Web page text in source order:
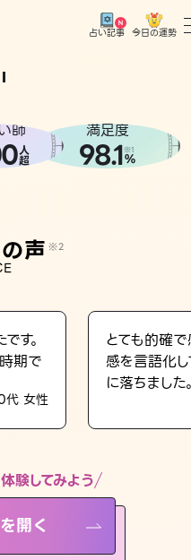
占い記事 今日の運勢
ら
師
人
超
満足度
98.1※1
%
声 ※2
す。
期で
代 女性
とても的確
感を言語化
に落ちました
験してみよう
開く